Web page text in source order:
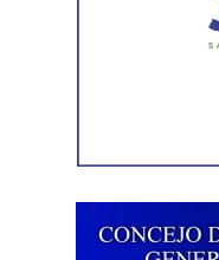
Agregó que el Código
esa posibilidad
concretado, la jueza
todos los requisitos
declarar extinguido el